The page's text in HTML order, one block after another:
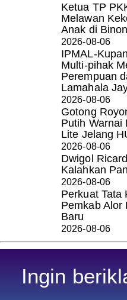
Ketua TP
Melawan
Anak di
2026-08-06
IPMAL-
Multi-pihak
Perempuan
Lamahala
2026-08-06
Gotong
Putih Warnai
Lite Jelang
2026-08-06
Dwigol
Kalahkan
2026-08-06
Perkuat Tata
Pemkab Alor
Baru
2026-08-06
Ingin